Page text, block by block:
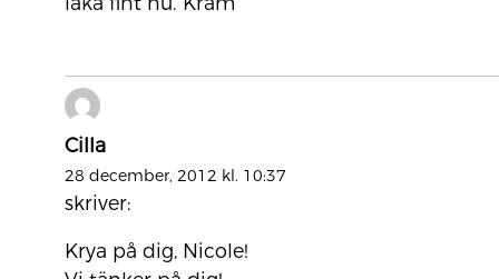
Cilla
28 december, 2012 kl. 10:37
skriver:
Krya på dig, Nicole!